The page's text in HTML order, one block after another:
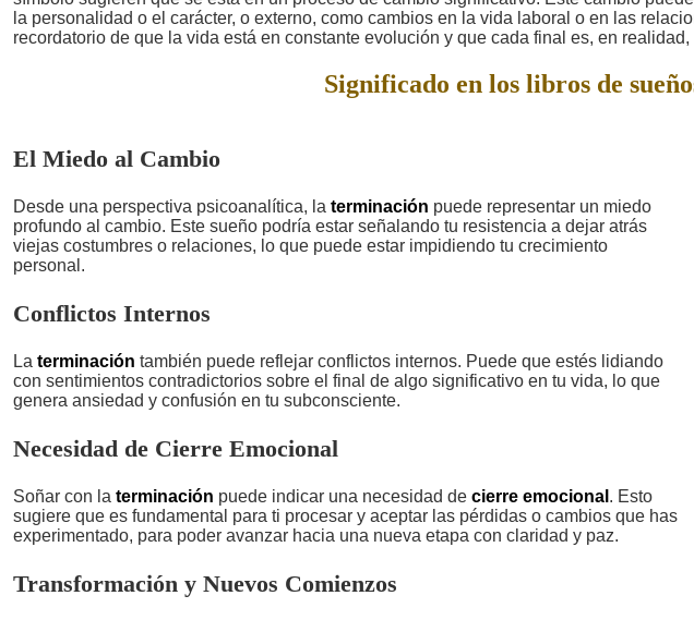
la personalidad o el carácter, o externo, como cambios en la vida laboral o en las
recordatorio de que la vida está en constante evolución y que cada final es, en
Significado en los libros de
El Miedo al Cambio
Desde una perspectiva psicoanalítica, la terminación puede representar un miedo
profundo al cambio. Este sueño podría estar señalando tu resistencia a dejar atrás
viejas costumbres o relaciones, lo que puede estar impidiendo tu crecimiento
personal.
Conflictos Internos
La terminación también puede reflejar conflictos internos. Puede que estés lidiando
con sentimientos contradictorios sobre el final de algo significativo en tu vida, lo que
genera ansiedad y confusión en tu subconsciente.
Necesidad de Cierre Emocional
Soñar con la terminación puede indicar una necesidad de cierre emocional . Esto
sugiere que es fundamental para ti procesar y aceptar las pérdidas o cambios que has
experimentado, para poder avanzar hacia una nueva etapa con claridad y paz.
Transformación y Nuevos Comienzos